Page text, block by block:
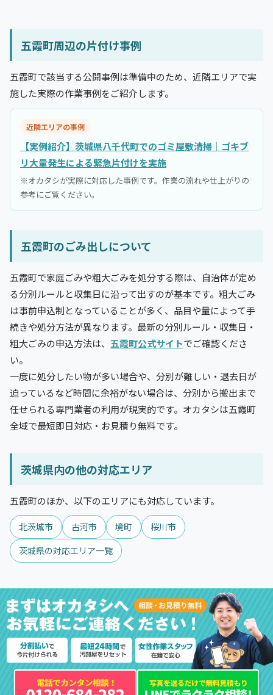
五霞町周辺の片付け事例
五霞町で該当する公開事例は準備中のため、近隣エリアで実
施した実際の作業事例をご紹介します。
近隣エリアの事例
【実例紹介】茨城県八千代町でのゴミ屋敷清掃｜ゴキブ
リ大量発生による緊急片付けを実施
※オカタシが実際に対応した事例です。作業の流れや仕上がりの
参考にご覧ください。
五霞町のごみ出しについて
五霞町で家庭ごみや粗大ごみを処分する際は、自治体が定め
る分別ルールと収集日に沿って出すのが基本です。粗大ごみ
は事前申込制となっていることが多く、品目や量によって手
続きや処分方法が異なります。最新の分別ルール・収集日・
粗大ごみの申込方法は、 五霞町公式サイトでご確認くださ
い。
一度に処分したい物が多い場合や、分別が難しい・退去日が
迫っているなど時間に余裕がない場合は、分別から搬出まで
任せられる専門業者の利用が現実的です。オカタシは五霞町
全域で最短即日対応・お見積り無料です。
茨城県内の他の対応エリア
五霞町のほか、以下のエリアにも対応しています。
北茨城市 古河市 境町
桜川市
茨城県の対応エリア一覧